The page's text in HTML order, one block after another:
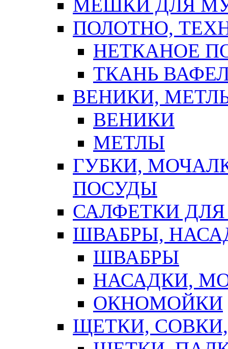
МЕШКИ ДЛЯ
ПОЛОТНО,
НЕТКАНОЕ
ТКАНЬ
ВЕНИКИ,
ВЕНИКИ
МЕТЛЫ
ГУБКИ,
ПОСУДЫ
САЛФЕТКИ
ШВАБРЫ,
ШВАБРЫ
НАСАДКИ,
ОКНОМОЙКИ
ЩЕТКИ,